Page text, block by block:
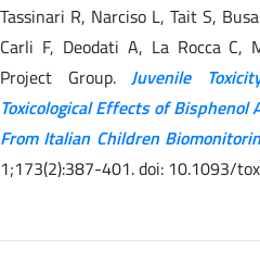
Tassinari R, Narciso L, Tait S,
Carli F, Deodati A, La Rocca C,
Project Group.Juvenile
Toxicological Effects of Bisphenol
From Italian Children
1;173(2):387-401. doi: 10.1093/